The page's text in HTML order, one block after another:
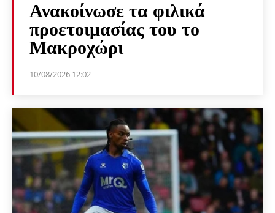
Ανακοίνωσε τα φιλικά
προετοιμασίας του το
Μακροχώρι
10/08/2026 12:02